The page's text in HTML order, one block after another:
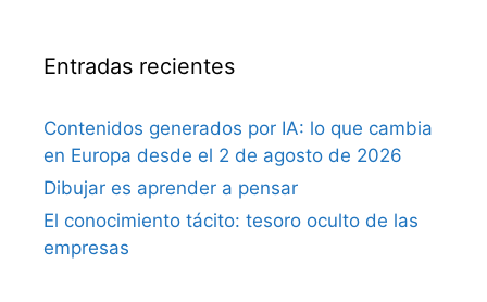
Entradas recientes
Contenidos generados por IA: lo que cambia
en Europa desde el 2 de agosto de 2026
Dibujar es aprender a pensar
El conocimiento tácito: tesoro oculto de las
empresas